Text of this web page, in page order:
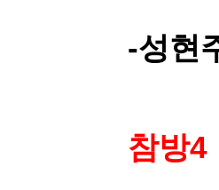
-성현
참방4